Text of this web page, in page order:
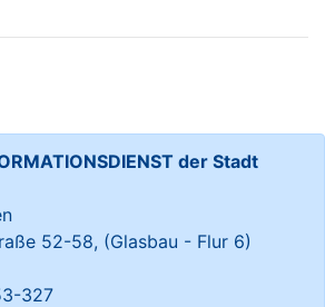
der Stadt
52-58, (Glasbau - Flur 6)
327